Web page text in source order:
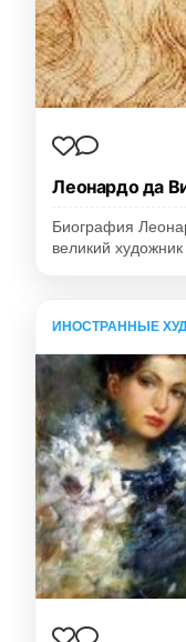
Леонардо да
Биография
великий
ИНОСТРАННЫЕ